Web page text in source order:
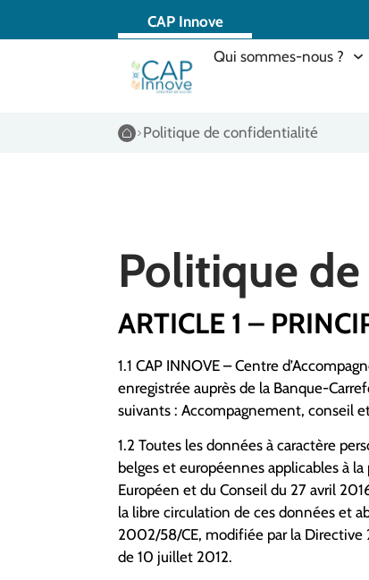
CAP Innove
Qui sommes-nous ?
Politique de confidentialité
Politique
ARTICLE 1 –
1.1 CAP INNOVE – Centre
enregistrée auprès de la Banque-
suivants : Accompagnement, conseil
1.2 Toutes les données à caractère
belges et européennes applicables à
Européen et du Conseil du 27 avril
la libre circulation de ces données et
2002/58/CE, modifiée par la
de 10 juillet 2012.